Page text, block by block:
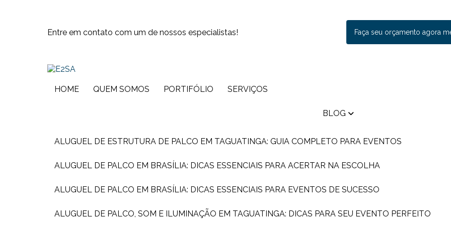
Entre em contato com um de nossos especialistas! Faça seu orçamento agora
HOME QUEM SOMOS PORTIFÓLIO SERVIÇOS
BLOG
ALUGUEL DE ESTRUTURA DE PALCO EM TAGUATINGA: GUIA COMPLETO PARA EVENTOS
ALUGUEL DE PALCO EM BRASÍLIA: DICAS ESSENCIAIS PARA ACERTAR NA ESCOLHA
ALUGUEL DE PALCO EM BRASÍLIA: DICAS ESSENCIAIS PARA EVENTOS DE SUCESSO
ALUGUEL DE PALCO, SOM E ILUMINAÇÃO EM TAGUATINGA: DICAS PARA SEU EVENTO PERFEITO